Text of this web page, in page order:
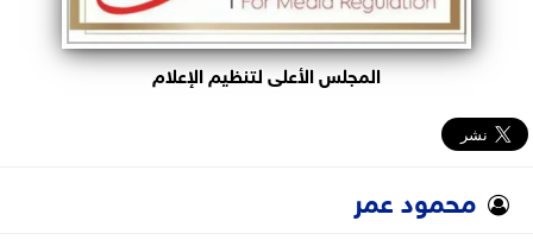
المجلس الأعلى لتنظيم الإعلام
محمود عمر